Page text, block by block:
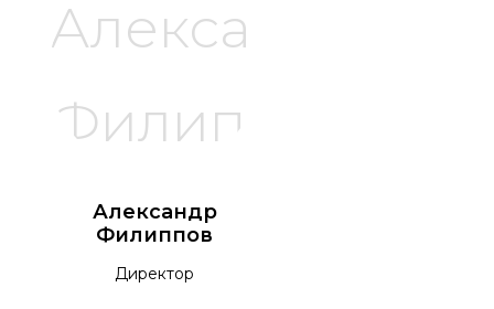
Александр
Филиппов
Директор